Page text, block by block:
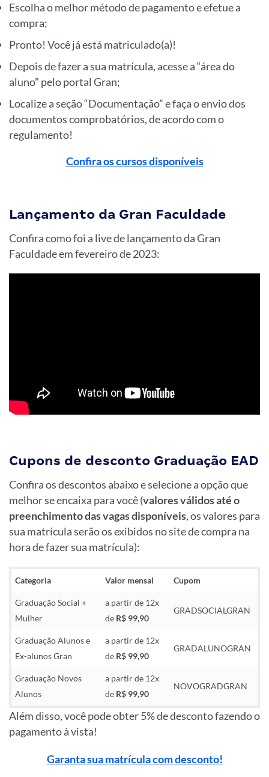
Escolha o melhor método de pagamento e efetue a
compra;
Pronto! Você já está matriculado(a)!
Depois de fazer a sua matrícula, acesse a “área do
aluno” pelo portal Gran;
Localize a seção “Documentação” e faça o envio dos
documentos comprobatórios, de acordo com o
regulamento!
Confira os cursos disponíveis
Lançamento da Gran Faculdade
Confira como foi a live de lançamento da Gran
Faculdade em fevereiro de 2023:
Cupons de desconto Graduação EAD
Confira os descontos abaixo e selecione a opção que
melhor se encaixa para você (valores válidos até o
preenchimento das vagasdisponíveis, os valores para
sua matrícula serão os exibidos no site de compra na
hora de fazer sua matrícula):
Categoria Valor mensal Cupom
Graduação Social +
Mulher
a partir de 12x
de R$ 99,90
GRADSOCIALGRAN
Graduação Alunos e
Ex-alunos Gran
a partir de 12x
de R$ 99,90
GRADALUNOGRAN
Graduação Novos
Alunos
a partir de 12x
de R$ 99,90
NOVOGRADGRAN
Além disso, você pode obter 5% de desconto fazendo o
pagamento à vista!
Garanta sua matrícula com desconto!